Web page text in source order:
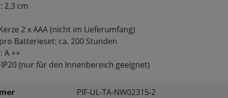
2,3 cm
2 x AAA (nicht im Lieferumfang)
Batterieset: ca. 200 Stunden
A ++
IP20 (nur für den Innenbereich geeignet)
PIF-UL-TA-NW02315-2